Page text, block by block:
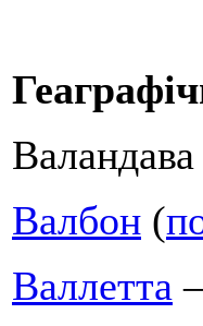
Валбон (
Валлетта